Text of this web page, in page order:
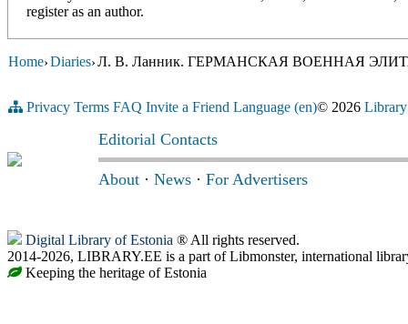
register as an author.
Home›Diaries›Л. В. Ланник. ГЕРМАНСКАЯ ВОЕННАЯ
Privacy Terms FAQ Invite a Friend Language (en)© 2026
Editorial Contacts
About · News · For Advertisers
Digital Library of Estonia ® All rights reserved.
2014-2026, LIBRARY.EE is a part of Libmonster, international
Keeping the heritage of Estonia